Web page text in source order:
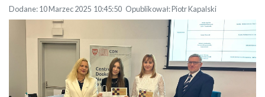
Dodane: 10 Marzec 2025 10:45:50 Opublikował: Piotr Kapalski